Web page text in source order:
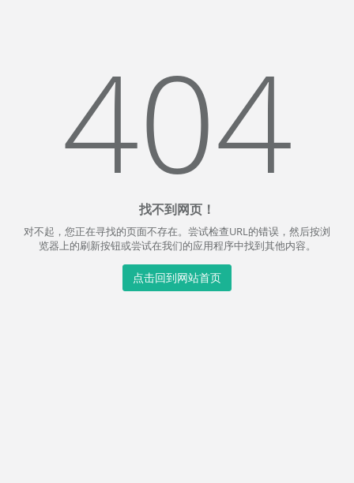
404
找不到网页！
对不起，您正在寻找的页面不存在。尝试检查URL的错误，然后按浏
览器上的刷新按钮或尝试在我们的应用程序中找到其他内容。
点击回到网站首页